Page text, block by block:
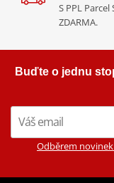
S PPL
ZDARMA.
Buďte o jednu
Odběrem